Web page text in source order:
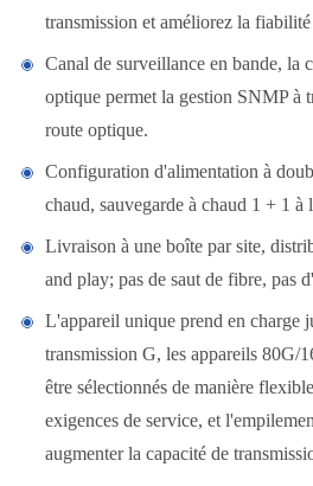
transmission et améliorez la fiabilité
Canal de surveillance en bande, la
optique permet la gestion SNMP à
route optique.
Configuration d'alimentation à
chaud, sauvegarde à chaud 1 + 1 à
Livraison à une boîte par site,
and play; pas de saut de fibre, pas
L'appareil unique prend en charge
transmission G, les appareils 80G/
être sélectionnés de manière
exigences de service, et
augmenter la capacité de